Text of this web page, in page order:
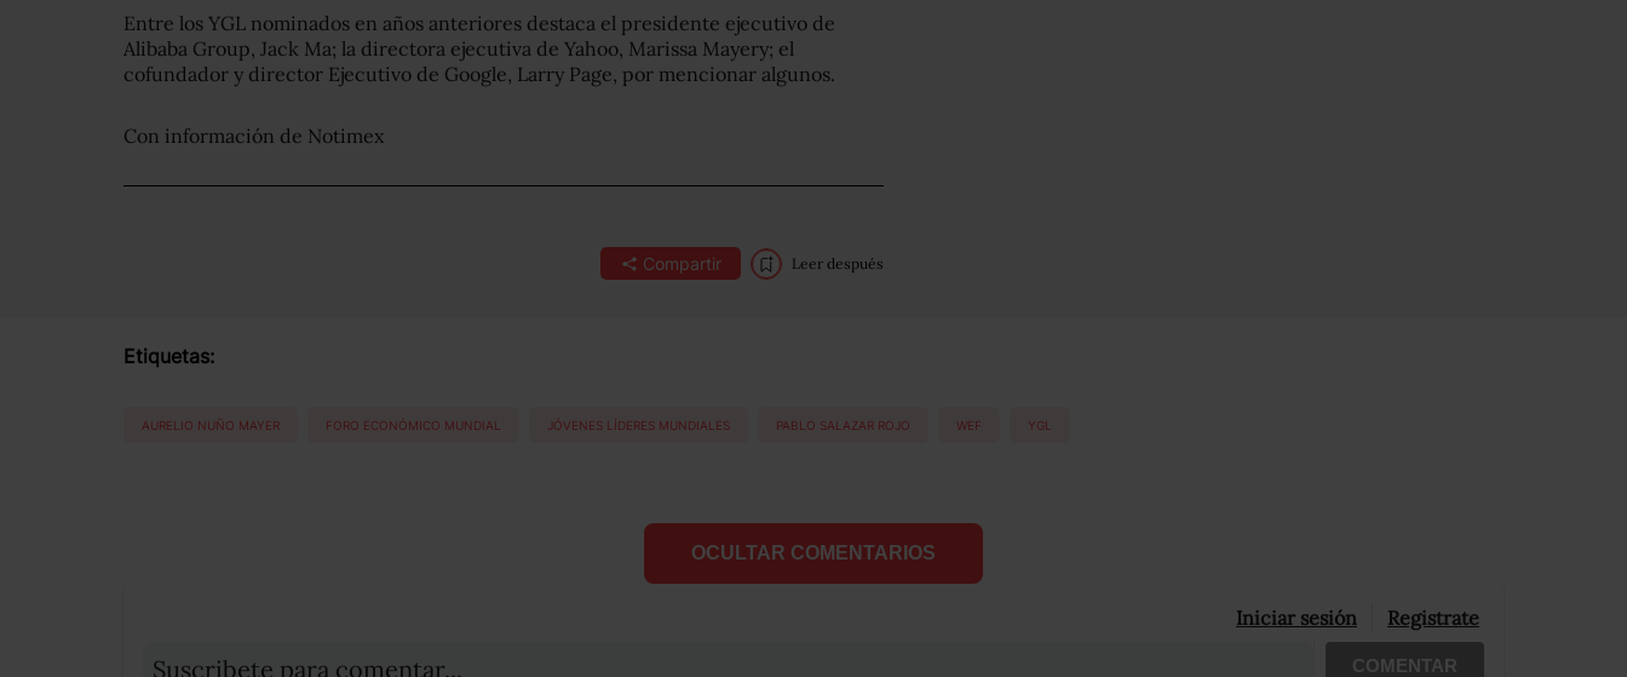
Entre los YGL nominados en años anteriores destaca el presidente ejecutivo de
Alibaba Group, Jack Ma; la directora ejecutiva de Yahoo, Marissa Mayery; el
cofundador y director Ejecutivo de Google, Larry Page, por mencionar algunos.
Con información de Notimex
Compartir Leer después
Etiquetas:
AURELIO NUÑO MAYER FORO ECONÓMICO MUNDIAL JÓVENES LÍDERES MUNDIALES PABLO SALAZAR ROJO WEF YGL
OCULTAR COMENTARIOS
Iniciar sesión Registrate
Suscribete para comentar... COMENTAR